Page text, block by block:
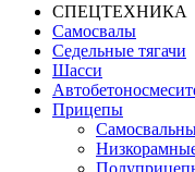
СПЕЦТЕХНИКА
Самосвалы
Седельные тягачи
Шасси
Прицепы